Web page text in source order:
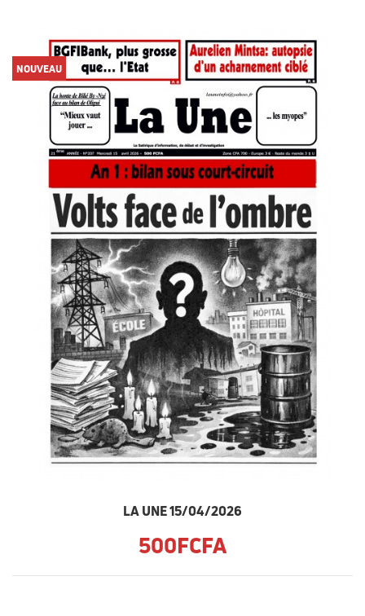
NOUVEAU
LA UNE 15/04/2026
500FCFA